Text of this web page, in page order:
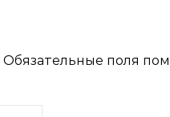
Обязательные поля